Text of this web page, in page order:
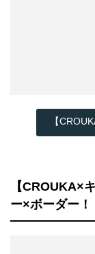
【
【CROUKA×
ー×ボーダー！